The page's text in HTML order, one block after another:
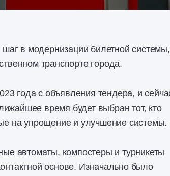
в модернизации билетной системы,
транспорте города.
года с объявления тендера, и
время будет выбран тот, кто
на упрощение и улучшение системы.
автоматы, компостеры и турникеты
основе. Изначально было